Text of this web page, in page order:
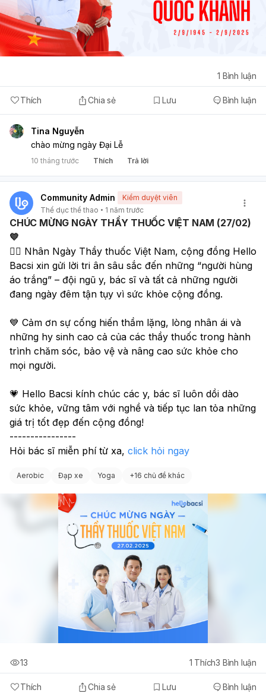
Thích Chia sẻ Lưu Bình luận
1 Bình luận
Tina Nguyễn
chào mừng ngày Đại Lễ
10 tháng trước Thích Trả lời
Community Admin
Kiểm duyệt viên
Thể dục thể thao
1 năm trước
CHÚC MỪNG NGÀY THẦY THUỐC VIỆT NAM (27/02)
💙
👨‍⚕️ Nhân Ngày Thầy thuốc Việt Nam, cộng đồng Hello
Bacsi xin gửi lời tri ân sâu sắc đến những “người hùng
áo trắng” – đội ngũ y, bác sĩ và tất cả những người
đang ngày đêm tận tụy vì sức khỏe cộng đồng.
💙 Cảm ơn sự cống hiến thầm lặng, lòng nhân ái và
những hy sinh cao cả của các thầy thuốc trong hành
trình chăm sóc, bảo vệ và nâng cao sức khỏe cho
mọi người.
💗 Hello Bacsi kính chúc các y, bác sĩ luôn dồi dào
sức khỏe, vững tâm với nghề và tiếp tục lan tỏa những
giá trị tốt đẹp đến cộng đồng!
----------------
Hỏi bác sĩ miễn phí từ xa, click hỏi ngay
Aerobic Đạp xe Yoga +16 chủ đề khác
Thích Chia sẻ Lưu Bình luận
13 1 Thích3 Bình luận